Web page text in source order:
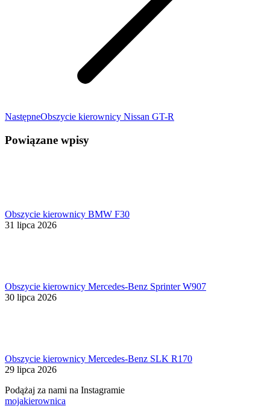
NastępneNastępny
Obszycie kierownicy Nissan GT-R
Powiązane wpisy
Obszycie kierownicy BMW F30
31 lipca 2026
Obszycie kierownicy Mercedes-Benz Sprinter W907
30 lipca 2026
Obszycie kierownicy Mercedes-Benz SLK R170
29 lipca 2026
Podążaj za nami na Instagramie
mojakierownica